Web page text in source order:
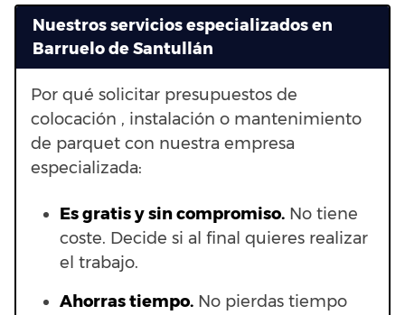
Nuestros servicios especializados en
Barruelo de Santullán
Por qué solicitar presupuestos de
colocación , instalación o mantenimiento
de parquet con nuestra empresa
especializada:
Es gratis y sin compromiso. No tiene
coste. Decide si al final quieres realizar
el trabajo.
Ahorras tiempo. No pierdas tiempo